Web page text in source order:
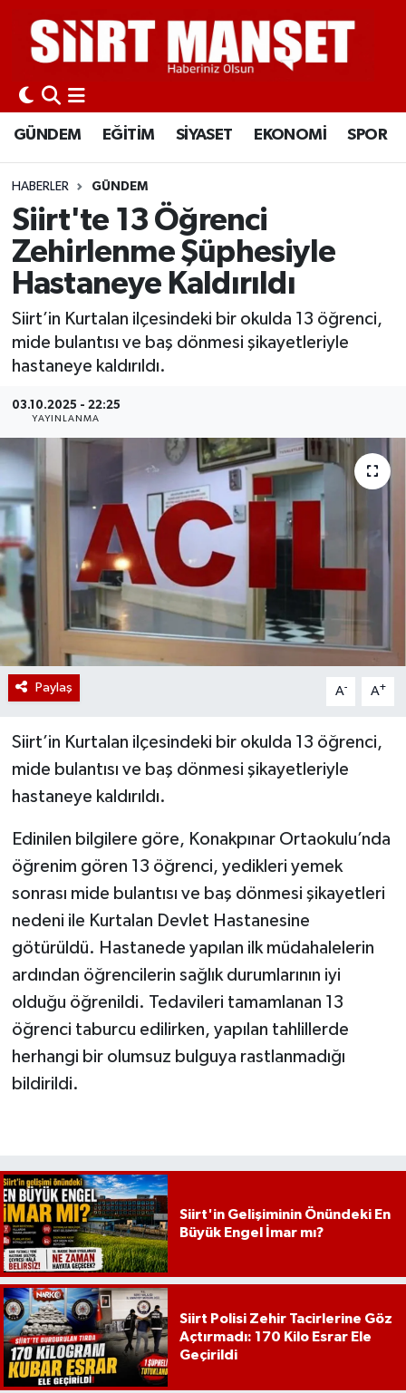
GÜNDEM EĞİTİM SİYASET EKONOMİ SPOR
HABERLER GÜNDEM
Siirt'te 13 Öğrenci
Zehirlenme Şüphesiyle
Hastaneye Kaldırıldı
Siirt’in Kurtalan ilçesindeki bir okulda 13 öğrenci,
mide bulantısı ve baş dönmesi şikayetleriyle
hastaneye kaldırıldı.
03.10.2025 - 22:25
YAYINLANMA
Paylaş A- A+
Siirt’in Kurtalan ilçesindeki bir okulda 13 öğrenci,
mide bulantısı ve baş dönmesi şikayetleriyle
hastaneye kaldırıldı.
Edinilen bilgilere göre, Konakpınar Ortaokulu’nda
öğrenim gören 13 öğrenci, yedikleri yemek
sonrası mide bulantısı ve baş dönmesi şikayetleri
nedeni ile Kurtalan Devlet Hastanesine
götürüldü. Hastanede yapılan ilk müdahalelerin
ardından öğrencilerin sağlık durumlarının iyi
olduğu öğrenildi. Tedavileri tamamlanan 13
öğrenci taburcu edilirken, yapılan tahlillerde
herhangi bir olumsuz bulguya rastlanmadığı
bildirildi.
Siirt'in Gelişiminin Önündeki En
Büyük Engel İmar mı?
Siirt Polisi Zehir Tacirlerine Göz
Açtırmadı: 170 Kilo Esrar Ele
Geçirildi
GÜNDEM
EĞİTİM
SİYASET
EKONOMİ
SPOR
KÜLTÜR-SANAT
Siirt Nöbetçi Eczaneler
Siirt Hava Durumu
Siirt Namaz Vakitleri
Siirt Trafik Yoğunluk Haritası
Süper Lig Puan Durumu ve Fikstür
Tüm Manşetler
Son Dakika Haberleri